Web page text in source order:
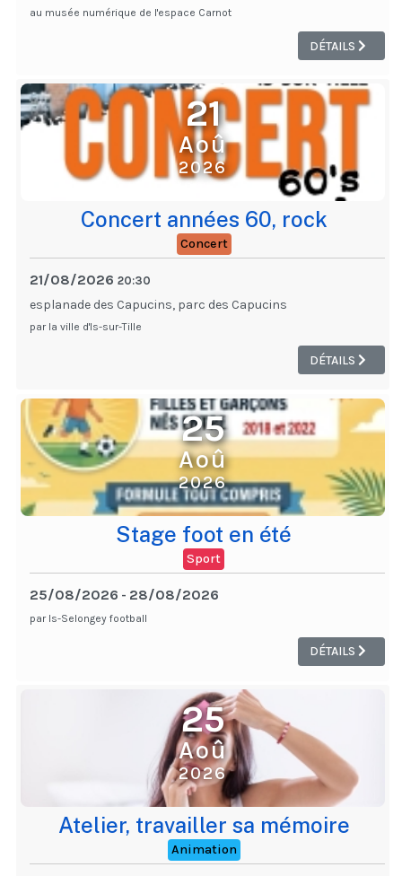
au musée numérique de l'espace Carnot
DÉTAILS
21
Aoû
2026
Concert années 60, rock
Concert
21/08/2026 20:30
esplanade des Capucins, parc des Capucins
par la ville d'Is-sur-Tille
DÉTAILS
25
Aoû
2026
Stage foot en été
Sport
25/08/2026 - 28/08/2026
par Is-Selongey football
DÉTAILS
25
Aoû
2026
Atelier, travailler sa mémoire
Animation